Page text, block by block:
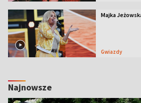
Majka
Gwiazdy
Najnowsze